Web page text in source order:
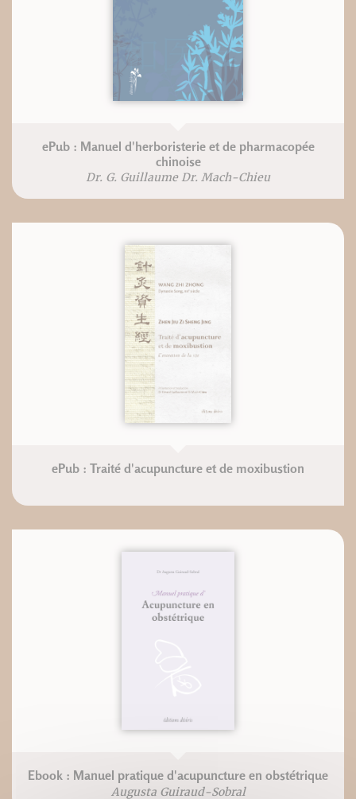
ePub : Manuel d'herboristerie et de pharmacopée
chinoise
Dr. G. Guillaume Dr. Mach-Chieu
ePub : Traité d'acupuncture et de moxibustion
Ebook : Manuel pratique d'acupuncture en obstétrique
Augusta Guiraud-Sobral